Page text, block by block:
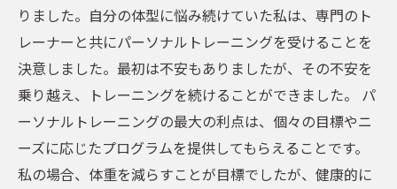
りました。自分の体型に悩み続けていた私は、専門のト
レーナーと共にパーソナルトレーニングを受けることを
決意しました。最初は不安もありましたが、その不安を
乗り越え、トレーニングを続けることができました。 パ
ーソナルトレーニングの最大の利点は、個々の目標やニ
ーズに応じたプログラムを提供してもらえることです。
私の場合、体重を減らすことが目標でしたが、健康的に